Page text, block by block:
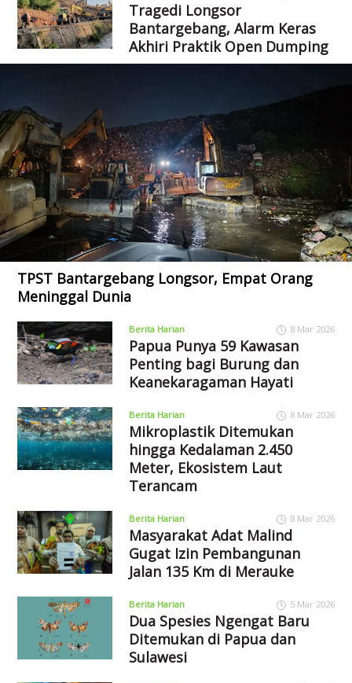
Tragedi Longsor
Bantargebang, Alarm Keras
Akhiri Praktik Open Dumping
TPST Bantargebang Longsor, Empat Orang
Meninggal Dunia
Berita Harian 8 Mar 2026
Papua Punya 59 Kawasan
Penting bagi Burung dan
Keanekaragaman Hayati
Berita Harian 8 Mar 2026
Mikroplastik Ditemukan
hingga Kedalaman 2.450
Meter, Ekosistem Laut
Terancam
Berita Harian 8 Mar 2026
Masyarakat Adat Malind
Gugat Izin Pembangunan
Jalan 135 Km di Merauke
Berita Harian 5 Mar 2026
Dua Spesies Ngengat Baru
Ditemukan di Papua dan
Sulawesi